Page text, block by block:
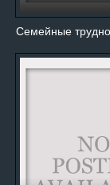
Семейные